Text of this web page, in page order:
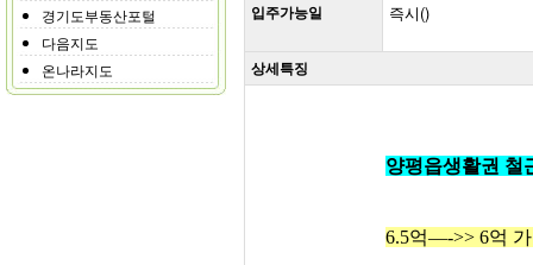
경기도부동산포털
다음지도
온나라지도
입주가능일 즉시()
상세특징
양평읍생활권 철
6.5억—->> 6억